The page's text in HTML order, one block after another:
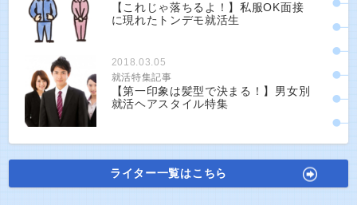
【これじゃ落ちるよ！】私服OK面接
に現れたトンデモ就活生
2018.03.05
就活特集記事
【第一印象は髪型で決まる！】男女別
就活ヘアスタイル特集
ライター一覧はこちら